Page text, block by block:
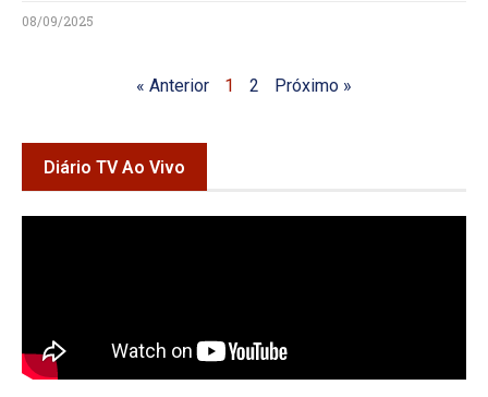
08/09/2025
« Anterior 1 2 Próximo »
Diário TV Ao Vivo